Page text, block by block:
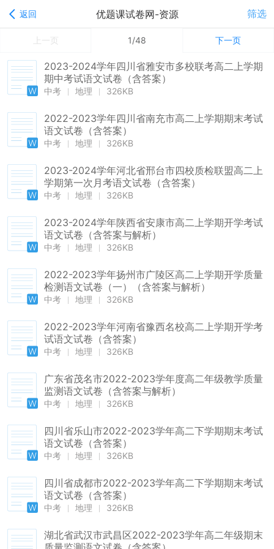
返回 优题课试卷网-资源 筛选
上一页 1/48 下一页
2023-2024学年四川省雅安市多校联考高二上学期
期中考试语文试卷（含答案）
中考 地理 326KB
2022-2023学年四川省南充市高二上学期期末考试
语文试卷（含答案）
中考 地理 326KB
2023-2024学年河北省邢台市四校质检联盟高二上
学期第一次月考语文试卷（含答案）
中考 地理 326KB
2023-2024学年陕西省安康市高二上学期开学考试
语文试卷（含答案与解析）
中考 地理 326KB
2022-2023学年扬州市广陵区高二上学期开学质量
检测语文试卷（一）（含答案与解析）
中考 地理 326KB
2022-2023学年河南省豫西名校高二上学期开学考
试语文试卷（含答案）
中考 地理 326KB
广东省茂名市2022-2023学年度高二年级教学质量
监测语文试卷（含答案与解析）
中考 地理 326KB
四川省乐山市2022-2023学年高二下学期期末考试
语文试卷（含答案）
中考 地理 326KB
四川省成都市2022-2023学年高二下学期期末考试
语文试卷（含答案）
中考 地理 326KB
湖北省武汉市武昌区2022-2023学年高二年级期末